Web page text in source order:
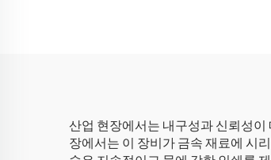
산업 현장에서는 내구성과 신뢰성이
장에서는 이 장비가 금속 재료에 시